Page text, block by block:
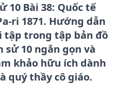
10 Bài 38: Quốc tế
ri 1871. Hướng dẫn
tập trong tập bản đồ
10 ngắn gọn và
khảo hữu ích dành
quý thầy cô giáo.